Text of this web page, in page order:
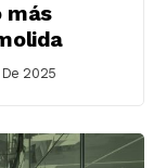
más
2025